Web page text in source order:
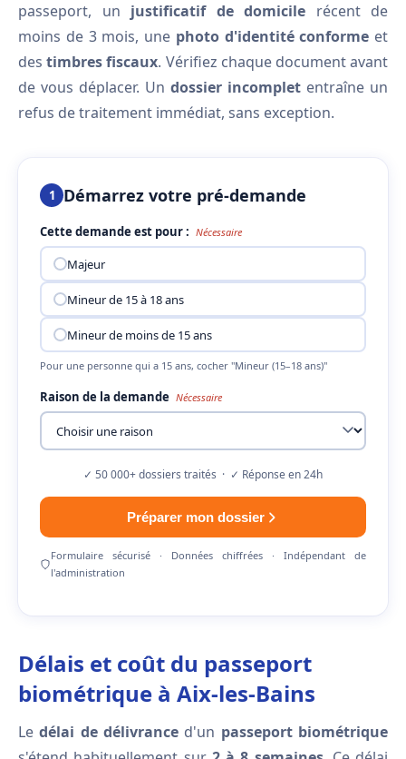
passeport, un justificatif de domicile récent de
moins de 3 mois, une photo d'identité conforme et
destimbres fiscaux. Vérifiez chaque document avant
de vous déplacer. Un dossier incomplet entraîne un
refus de traitement immédiat, sans exception.
1 Démarrez votre pré-demande
Cette demande est pour : Nécessaire
Majeur
Mineur de 15 à 18 ans
Mineur de moins de 15 ans
Pour une personne qui a 15 ans, cocher "Mineur (15–18 ans)"
Raison de la demande Nécessaire
✓ 50 000+ dossiers traités · ✓ Réponse en 24h
Préparer mon dossier
Formulaire sécurisé · Données chiffrées · Indépendant de
l'administration
Délais et coût du passeport
biométrique à Aix-les-Bains
Ledélai de délivrance d'un passeport biométrique